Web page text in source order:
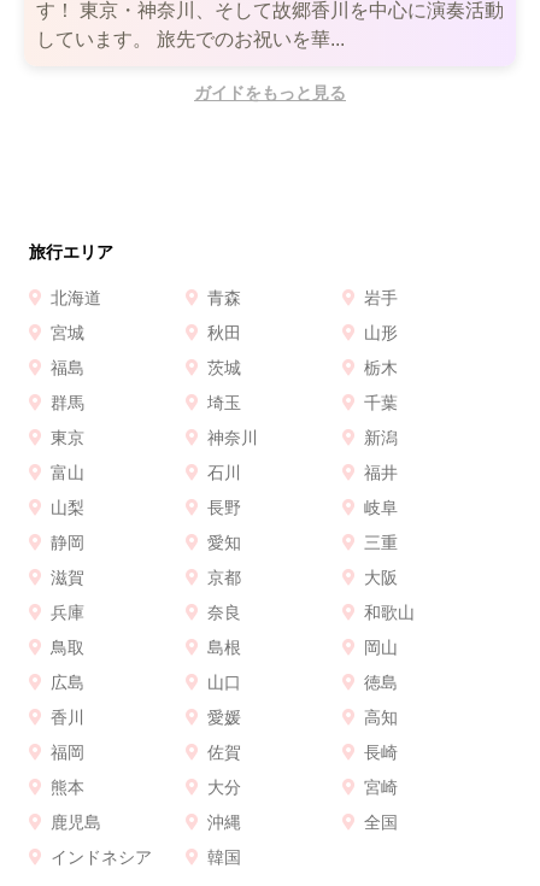
す！ 東京・神奈川、そして故郷香川を中心に演奏活動
しています。 旅先でのお祝いを華...
ガイドをもっと見る
旅行エリア
北海道 青森
岩手
宮城
秋田
山形
福島
茨城
栃木
群馬
埼玉
千葉
東京
神奈川
新潟
富山
石川
福井
山梨
長野
岐阜
静岡
愛知
三重
滋賀
京都
大阪
兵庫
奈良
和歌山
鳥取
島根
岡山
広島
山口
徳島
香川
愛媛
高知
福岡
佐賀
長崎
熊本
大分
宮崎
鹿児島
沖縄
全国
インドネシア
韓国